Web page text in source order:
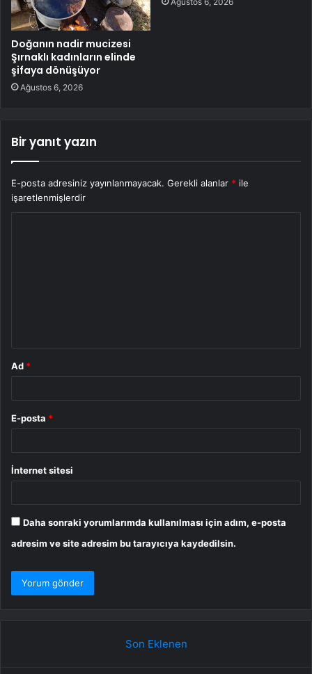
Doğanın nadir mucizesi
Şırnaklı kadınların elinde
şifaya dönüşüyor
Ağustos 6, 2026
Bir yanıt yazın
E-posta adresiniz yayınlanmayacak. Gerekli alanlar * ile
işaretlenmişlerdir
Ad *
E-posta *
İnternet sitesi
Daha sonraki yorumlarımda kullanılması için adım, e-posta
adresim ve site adresim bu tarayıcıya kaydedilsin.
Son Eklenen